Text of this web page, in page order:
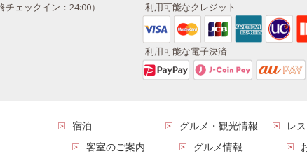
ェックイン：24:00）
- 利用可能なクレジット
- 利用可能な電子決済
宿泊
客室のご案内
グルメ・観光情報
グルメ情報
レ